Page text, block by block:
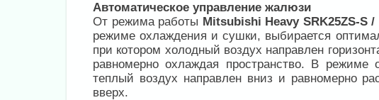
Автоматическое управление жалюзи
От режима работы Mitsubishi Heavy SRK25ZS-S /
режиме охлаждения и сушки, выбирается
при котором холодный воздух направлен
равномерно охлаждая пространство. В режиме
теплый воздух направлен вниз и равномерно
вверх.